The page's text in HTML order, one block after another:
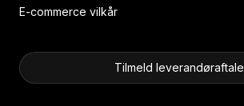
E-commerce vilkår
Tilmeld leverandøraftale